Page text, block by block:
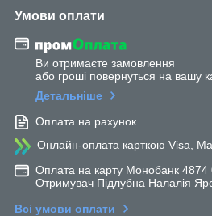
Умови оплати
Ви отримаєте замовлення
або гроші повернуться на вашу
Детальніше
Оплата на рахунок
Онлайн-оплата карткою Visa,
Оплата на карту Монобанк 4874
Отримувач Підлубна Налалія
Всі умови оплати